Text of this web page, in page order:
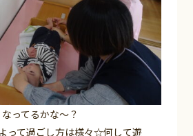
ってるかな～？
って過ごし方は様々☆何して遊